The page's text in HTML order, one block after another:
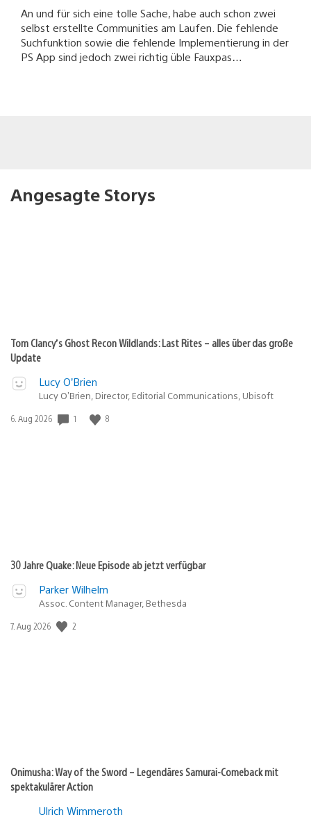
An und für sich eine tolle Sache, habe auch schon zwei
selbst erstellte Communities am Laufen. Die fehlende
Suchfunktion sowie die fehlende Implementierung in der
PS App sind jedoch zwei richtig üble Fauxpas…
Angesagte Storys
Tom Clancy’s Ghost Recon Wildlands: Last Rites – alles über das große
Update
Lucy O’Brien
Lucy O’Brien, Director, Editorial Communications, Ubisoft
Veröffentlichungsdatum:
6. Aug 2026 1 8
30 Jahre Quake: Neue Episode ab jetzt verfügbar
Parker Wilhelm
Assoc. Content Manager, Bethesda
Veröffentlichungsdatum:
7. Aug 2026 2
Onimusha: Way of the Sword – Legendäres Samurai-Comeback mit
spektakulärer Action
Ulrich Wimmeroth